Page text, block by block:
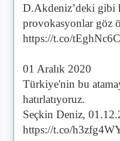
D.Akdeniz’deki gibi
provokasyonlar göz
https://t.co/
01 Aralık 2020
Türkiye'nin bu
hatırlatıyoruz.
Seçkin Deniz,
https://t.co/